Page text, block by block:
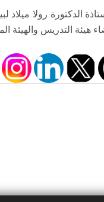
الدكتورة رولا ميلاد
التدريس والهيئة